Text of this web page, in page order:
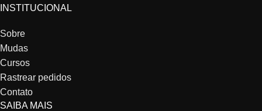
INSTITUCIONAL
Sobre
Mudas
Cursos
Rastrear pedidos
Contato
SAIBA MAIS